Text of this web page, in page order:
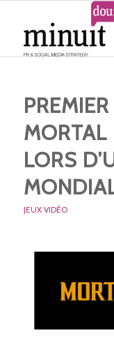
MORTAL
LORS
JEUX VIDÉO